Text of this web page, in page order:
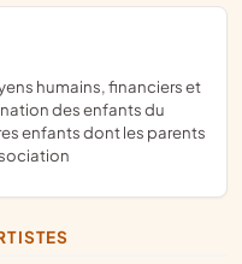
des enfants du
enfants dont les parents